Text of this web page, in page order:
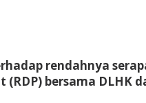
rendahnya
bersama DLHK